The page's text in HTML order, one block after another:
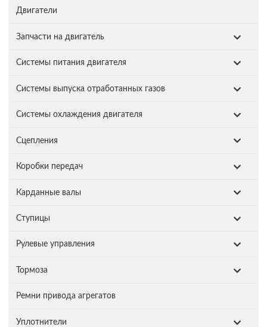
Двигатели
Запчасти на двигатель
Системы питания двигателя
Системы выпуска отработанных газов
Системы охлаждения двигателя
Сцепления
Коробки передач
Карданные валы
Ступицы
Рулевые управления
Тормоза
Ремни привода агрегатов
Уплотнители